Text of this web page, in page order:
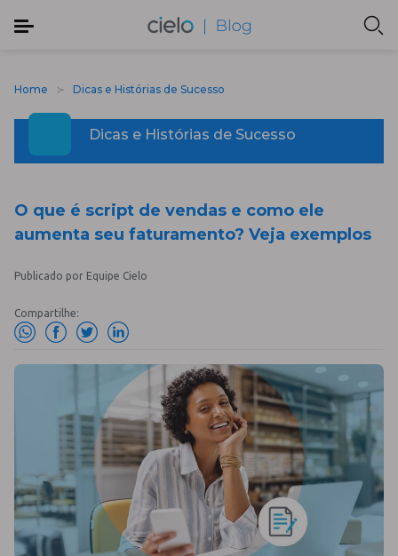
Home Dicas e Histórias de Sucesso
Dicas e Histórias de Sucesso
O que é script de vendas e como ele
aumenta seu faturamento? Veja exemplos
Publicado por Equipe Cielo
Compartilhe: